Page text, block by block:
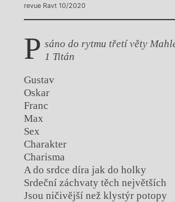
revue Ravt 10/2020
P sáno do rytmu třetí věty
1 Titán
Gustav
Oskar
Franc
Max
Sex
Charakter
Charisma
A do srdce díra jak do holky
Srdeční záchvaty těch největších
Jsou ničivější než klystýr potopy